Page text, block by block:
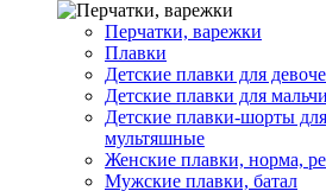
Перчатки, варежки
Плавки
Детские плавки для
Детские плавки для
Детские плавки-шорты
мультяшные
Женские плавки, норма,
Мужские плавки, батал